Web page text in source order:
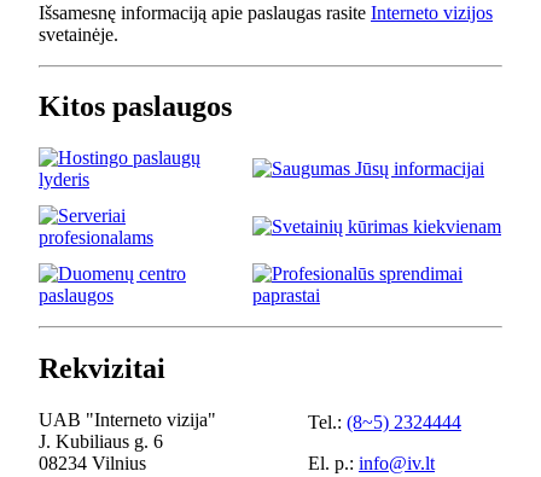
Išsamesnę informaciją apie paslaugas rasite Interneto vizijos
svetainėje.
Kitos paslaugos
Rekvizitai
UAB "Interneto vizija"
J. Kubiliaus g. 6
08234 Vilnius
Tel.: (8~5) 2324444
El. p.: info@iv.lt